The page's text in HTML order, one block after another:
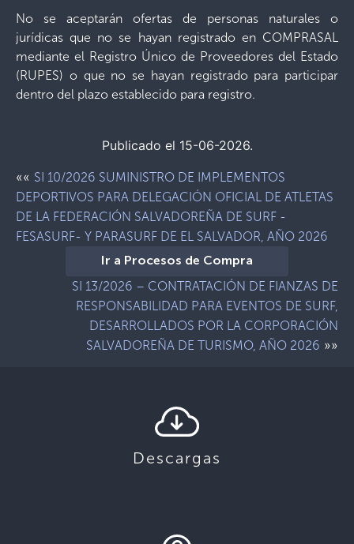
No se aceptarán ofertas de personas naturales o
jurídicas que no se hayan registrado en COMPRASAL
mediante el Registro Único de Proveedores del Estado
(RUPES) o que no se hayan registrado para participar
dentro del plazo establecido para registro.
Publicado el 15-06-2026.
«« SI 10/2026 SUMINISTRO DE IMPLEMENTOS
DEPORTIVOS PARA DELEGACIÓN OFICIAL DE ATLETAS
DE LA FEDERACIÓN SALVADOREÑA DE SURF -
FESASURF- Y PARASURF DE EL SALVADOR, AÑO 2026
Ir a Procesos de Compra
SI 13/2026 – CONTRATACIÓN DE FIANZAS DE
RESPONSABILIDAD PARA EVENTOS DE SURF,
DESARROLLADOS POR LA CORPORACIÓN
SALVADOREÑA DE TURISMO, AÑO 2026 »»
Descargas